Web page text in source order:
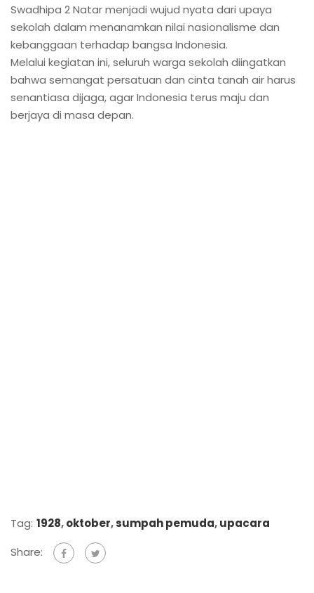
Swadhipa 2 Natar menjadi wujud nyata dari upaya
sekolah dalam menanamkan nilai nasionalisme dan
kebanggaan terhadap bangsa Indonesia.
Melalui kegiatan ini, seluruh warga sekolah diingatkan
bahwa semangat persatuan dan cinta tanah air harus
senantiasa dijaga, agar Indonesia terus maju dan
berjaya di masa depan.
Tag: 1928,oktober,sumpah pemuda,upacara
Share: